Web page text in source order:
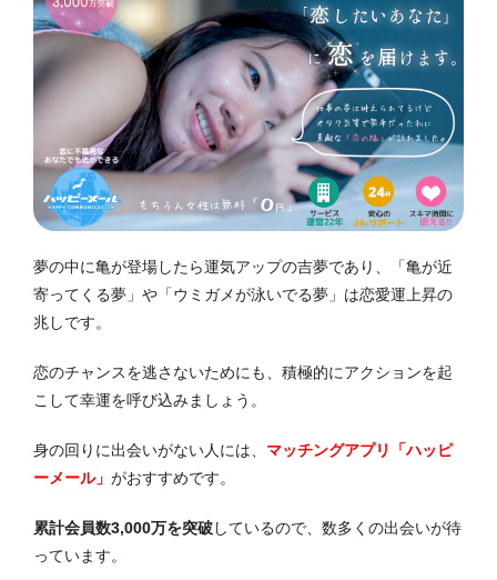
夢の中に亀が登場したら運気アップの吉夢であり、「亀が近
寄ってくる夢」や「ウミガメが泳いでる夢」は恋愛運上昇の
兆しです。
恋のチャンスを逃さないためにも、積極的にアクションを起
こして幸運を呼び込みましょう。
身の回りに出会いがない人には、 マッチングアプリ「ハッピ
ーメール」 がおすすめです。
累計会員数3,000万を突破しているので、数多くの出会いが待
っています。